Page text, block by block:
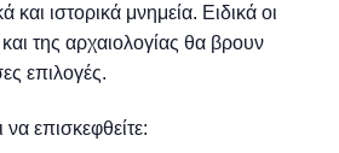
και ιστορικά μνημεία. Ειδικά οι
και της αρχαιολογίας θα βρουν
επιλογές.
να επισκεφθείτε: